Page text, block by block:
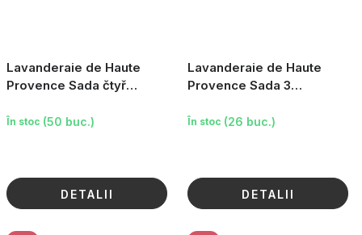
Lavanderaie de Haute
Provence Sada čtyř
proužek), 4×18g
În stoc (50 buc.)
DETALII
Lavanderaie de Haute
Provence Sada 3
kroužkem, 3×18g
În stoc (26 buc.)
DETALII